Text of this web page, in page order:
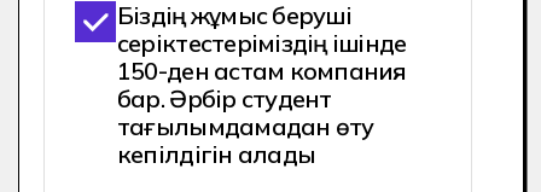
Мен істегім келеді!